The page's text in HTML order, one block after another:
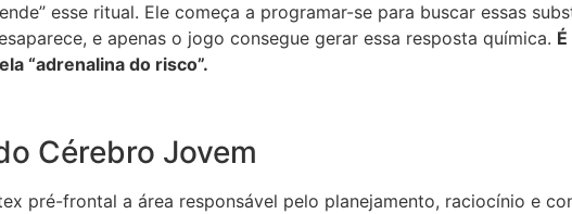
esse ritual. Ele começa a programar-se para buscar essas
e apenas o jogo consegue gerar essa resposta química.
“adrenalina do risco”.
Cérebro Jovem
pré-frontal a área responsável pelo planejamento, raciocínio e